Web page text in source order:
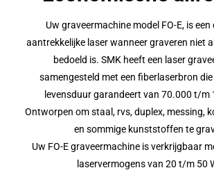
Uw graveermachine model FO-E, is
aantrekkelijke laser wanneer graveren niet
bedoeld is. SMK heeft een laser
samengesteld met een fiberlaserbron
levensduur garandeert van 70.000 t/m
Ontworpen om staal, rvs, duplex, messing,
en sommige kunststoffen te
Uw FO-E graveermachine is verkrijgbaar
laservermogens van 20 t/m 50